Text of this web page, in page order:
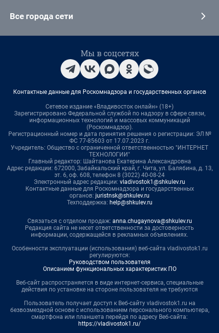
Все города сети
Мы в соцсетях
Контактные данные для Роскомнадзора и государственных органов
Сетевое издание «Владивосток онлайн» (18+)
Зарегистрировано Федеральной службой по надзору в сфере связи,
информационных технологий и массовых коммуникаций
(Роскомнадзор).
Регистрационный номер и дата принятия решения о регистрации: ЭЛ №
ФС 77-85603 от 17.07.2023 г.
Учредитель: Общество с ограниченной ответственностью "ИНТЕРНЕТ
ТЕХНОЛОГИИ"
Главный редактор: Шайтанова Екатерина Александровна
Адрес редакции: 672000, Забайкальский край, г. Чита, ул. Балябина, д. 13,
эт. 6, оф. 608, телефон 8 (3022) 40-08-24
Электронный адрес редакции: vladivostok1@shkulev.ru
Контактные данные для Роскомнадзора и государственных
органов: juristnsk@shkulev.ru
Техподдержка: help@shkulev.ru
Связаться с отделом продаж: anna.chugaynova@shkulev.ru
Редакция сайта не несет ответственности за достоверность
информации, содержащейся в рекламных объявлениях.
Особенности эксплуатации (использования) веб-сайта vladivostok1.ru
регулируются:
Руководством пользователя
Описанием функциональных характеристик ПО
Веб-сайт распространяется в виде интернет-сервиса, специальные
действия по установке на стороне пользователя не требуются
Пользователь получает доступ к Веб-сайту vladivostok1.ru на
безвозмездной основе с использованием персонального компьютера,
смартфона или планшета перейдя по адресу Веб-сайта:
https://vladivostok1.ru/